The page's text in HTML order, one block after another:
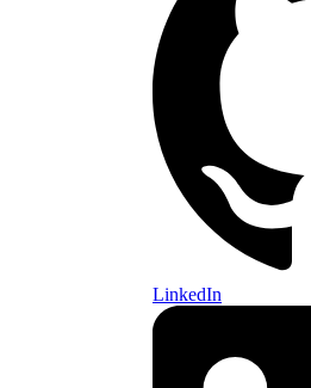
LinkedIn